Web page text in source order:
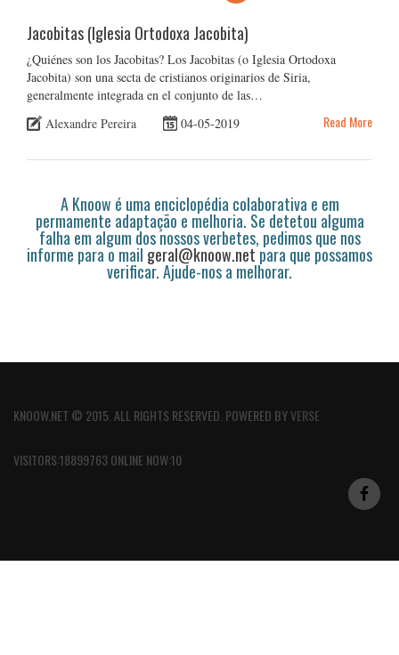
Jacobitas (Iglesia Ortodoxa Jacobita)
¿Quiénes son los Jacobitas? Los Jacobitas (o Iglesia Ortodoxa
Jacobita) son una secta de cristianos originarios de Siria,
generalmente integrada en el conjunto de las…
Alexandre Pereira
04-05-2019 Read More
A Knoow é uma enciclopédia colaborativa e em
permamente adaptação e melhoria. Se detetou alguma
falha em algum dos nossos verbetes, pedimos que nos
informe para o mail geral@knoow.netpara que possamos
verificar. Ajude-nos a melhorar.
KNOOW.NET © 2015. ALL RIGHTS RESERVED. POWERED BYVERSE
VISITORS:18899763 ONLINE NOW:10